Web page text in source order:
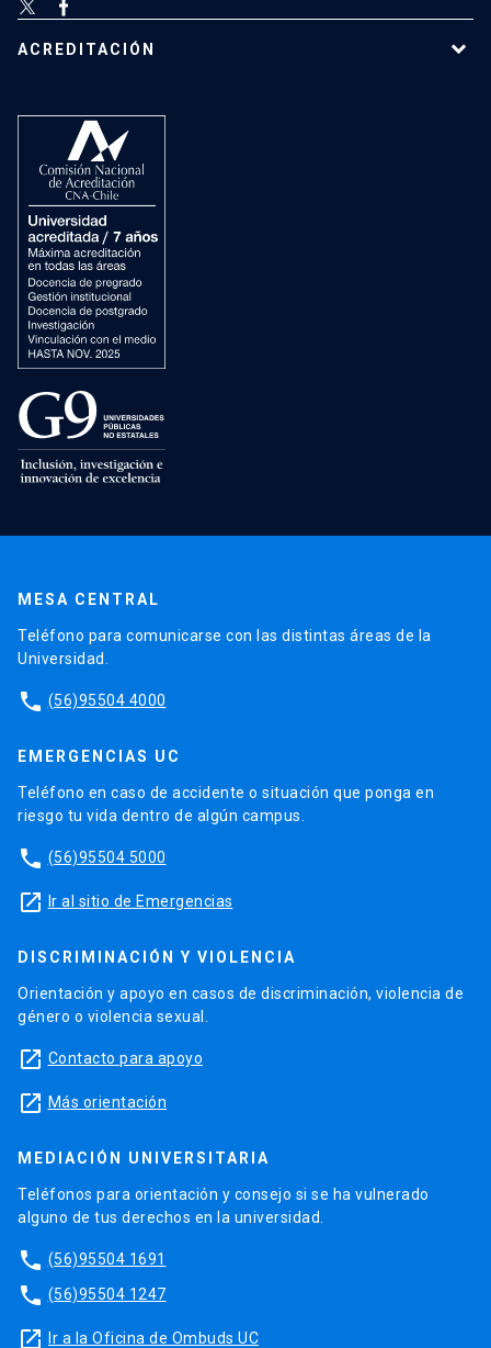
ACREDITACIÓN
MESA CENTRAL
Teléfono para comunicarse con las distintas áreas de la
Universidad.
phone (56)95504 4000
EMERGENCIAS UC
Teléfono en caso de accidente o situación que ponga en
riesgo tu vida dentro de algún campus.
phone (56)95504 5000
launch Ir al sitio de Emergencias
DISCRIMINACIÓN Y VIOLENCIA
Orientación y apoyo en casos de discriminación, violencia de
género o violencia sexual.
launch Contacto para apoyo
launch Más orientación
MEDIACIÓN UNIVERSITARIA
Teléfonos para orientación y consejo si se ha vulnerado
alguno de tus derechos en la universidad.
phone (56)95504 1691
phone (56)95504 1247
launch Ir a la Oficina de Ombuds UC